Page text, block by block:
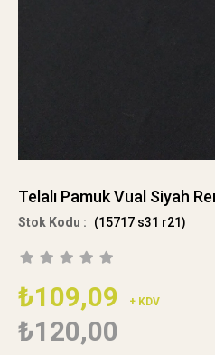
Telalı Pamuk Vual Siyah
(15717 s31 r21)
₺109,09 + KDV
₺120,00